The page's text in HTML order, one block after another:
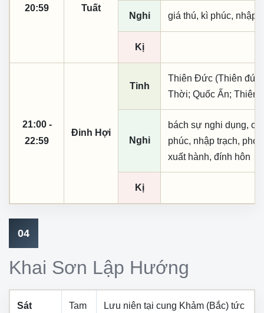
20:59
Tuất
Nghi giá thú, kì phúc, nhập
Kị
21:00 -
22:59
Đinh Hợi
Tinh
Thiên Đức (Thiên
Thời; Quốc Ấn; Thiên
Nghi
bách sự nghi dụng,
phúc, nhập trạch, phó
xuất hành, đính hôn
Kị
04
Khai Sơn Lập Hướng
Sát
Tam
Lưu niên tại cung Khảm (Bắc) tức